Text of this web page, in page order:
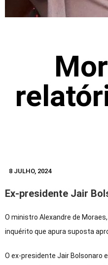
8 JULHO, 2024
Ex-presidente Jair
O ministro Alexandre de
inquérito que apura suposta
O ex-presidente Jair Bolsonaro